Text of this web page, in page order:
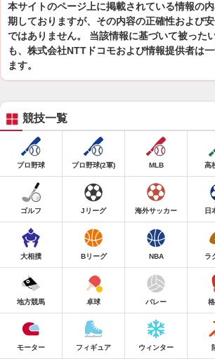
本サイトのページ上に掲載されている情報の
期しておりますが、その内容の正確性および
ではありません。 当該情報に基づいて被った
も、株式会社NTTドコモおよび情報提供者は
ます。
競技一覧
プロ野球 プロ野球(2軍) MLB 高
ゴルフ Jリーグ 海外サッカー 日
大相撲 Bリーグ NBA ラ
地方競馬 卓球 バレー
モーター フィギュア ウィンター